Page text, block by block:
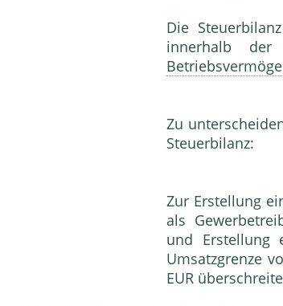
Die
innerhalb
Zu
Steuerbilanz:
Zur Erstellung
als
und Erstellung
Umsatzgrenze
EUR